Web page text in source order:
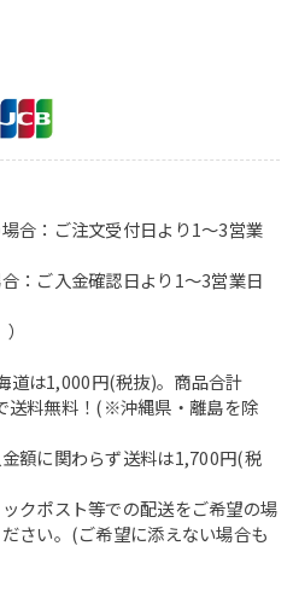
合：ご注文受付日より1〜3営業
：ご入金確認日より1〜3営業日
道は1,000円(税抜)。商品合計
送料無料！(※沖縄県・離島を除
額に関わらず送料は1,700円(税
クポスト等での配送をご希望の場
さい。(ご希望に添えない場合も